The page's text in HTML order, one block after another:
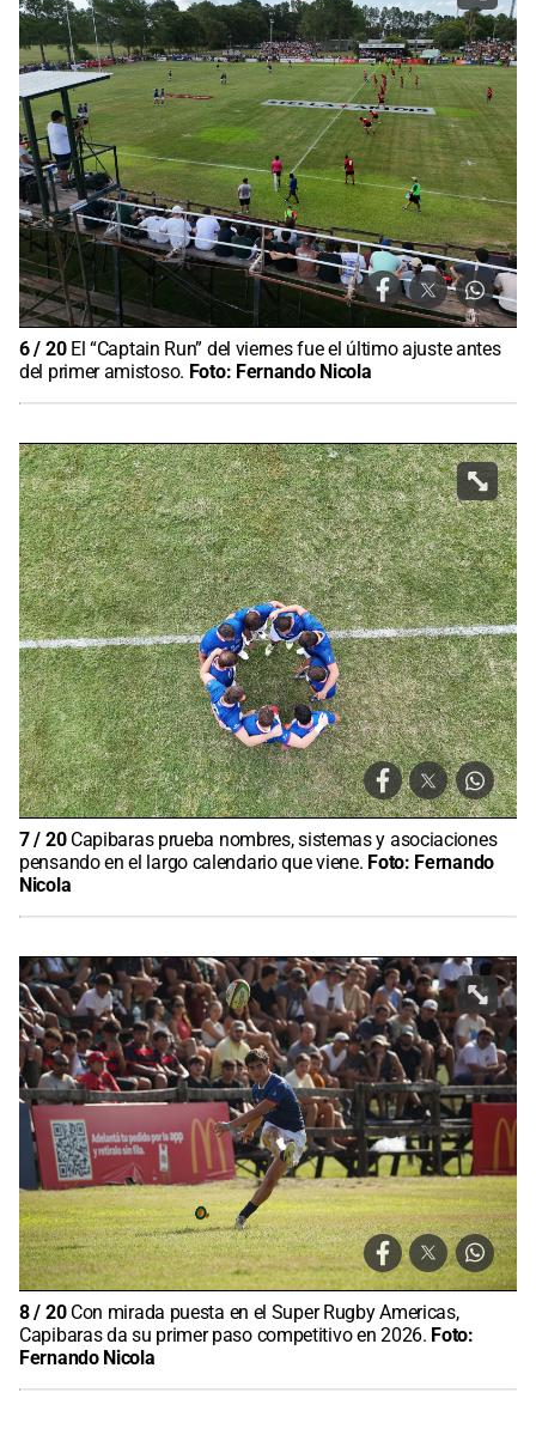
6/ 20 El “Captain Run” del viernes fue el último ajuste antes
del primer amistoso. Foto: Fernando Nicola
7/ 20 Capibaras prueba nombres, sistemas y asociaciones
pensando en el largo calendario que viene. Foto: Fernando
Nicola
8/ 20 Con mirada puesta en el Super Rugby Americas,
Capibaras da su primer paso competitivo en 2026. Foto:
Fernando Nicola